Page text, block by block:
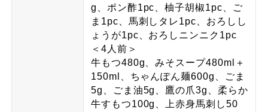
g、ポン酢1pc、柚子胡椒1pc、ご
ま1pc、馬刺しタレ1pc、おろしし
ょうが1pc、おろしニンニク1pc
＜4人前＞
牛もつ480g、みそスープ480ml＋
150ml、ちゃんぽん麺600g、ごま
5g、ごま油5g、鷹の爪3g、柔らか
牛すもつ100g、上赤身馬刺し50